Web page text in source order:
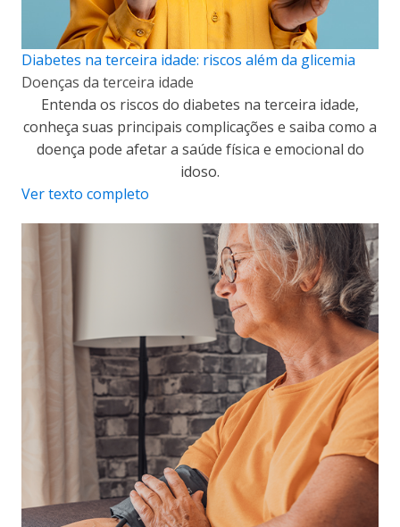
Diabetes na terceira idade: riscos além da glicemia
Doenças da terceira idade
Entenda os riscos do diabetes na terceira idade,
conheça suas principais complicações e saiba como a
doença pode afetar a saúde física e emocional do
idoso.
Ver texto completo